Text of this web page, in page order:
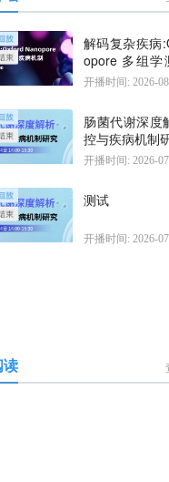
解码复杂疾病
opore 多组学
示疾病机制
开播时间: 2026-
肠菌代谢深度
控与疾病机制
开播时间: 2026-
测试
开播时间: 2026-
读